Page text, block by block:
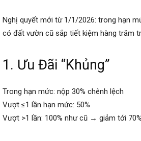
Nghị quyết mới từ 1/1/2026: trong hạn
có đất vườn cũ sắp tiết kiệm hàng trăm
1. Ưu Đãi “Khủng”
Trong hạn mức: nộp 30% chênh lệch
Vượt ≤1 lần hạn mức: 50%
Vượt >1 lần: 100% như cũ → giảm tới